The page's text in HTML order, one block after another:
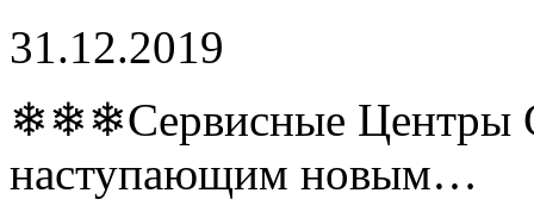
31.12.2019
❄❄❄Сервисные Центры
наступающим новым…